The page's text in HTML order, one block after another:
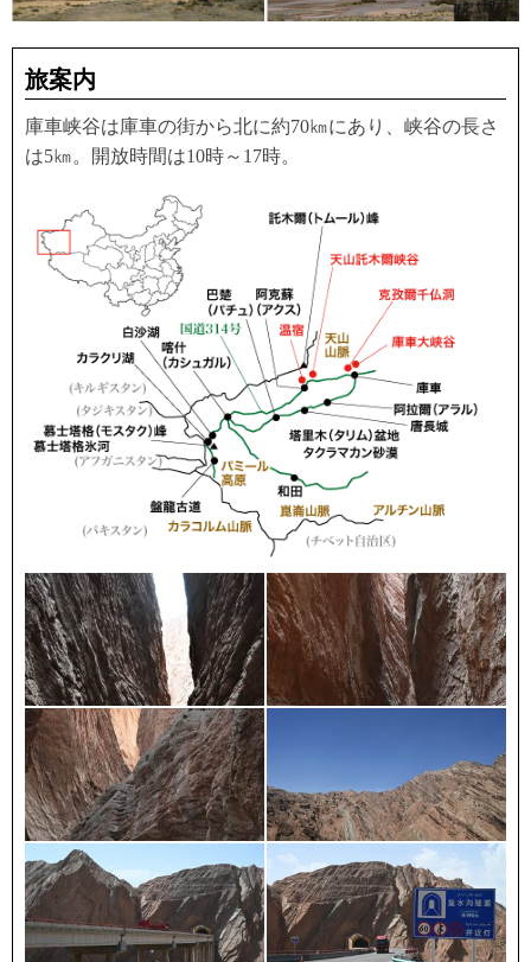
旅案内
庫車峡谷は庫車の街から北に約70㎞にあり、峡谷の長さ
は5㎞。開放時間は10時～17時。